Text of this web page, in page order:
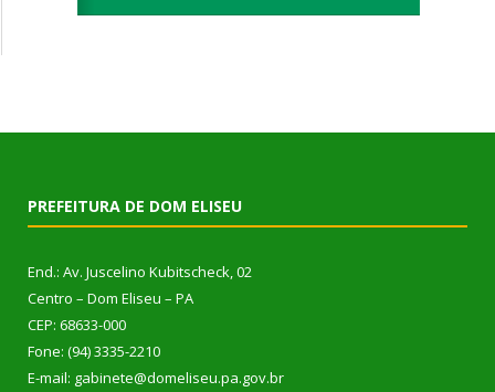
PREFEITURA DE DOM ELISEU
End.: Av. Juscelino Kubitscheck, 02
Centro – Dom Eliseu – PA
CEP: 68633-000
Fone: (94) 3335-2210
E-mail: gabinete@domeliseu.pa.gov.br